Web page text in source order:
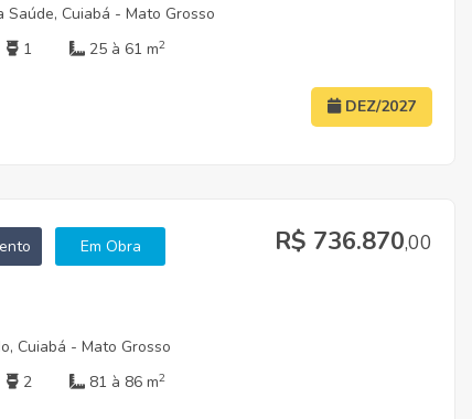
Saúde, Cuiabá - Mato Grosso
1 25 à 61 m2
DEZ/2027
Em Obra R$ 736.870,00
Cuiabá - Mato Grosso
2 81 à 86 m2